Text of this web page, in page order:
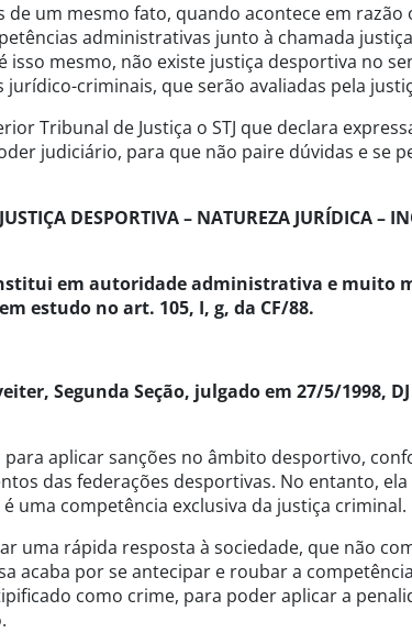
de um mesmo fato, quando acontece em razão
administrativas junto à chamada
mesmo, não existe justiça desportiva no
criminais, que serão avaliadas pela
Tribunal de Justiça o STJ que declara
judiciário, para que não paire dúvidas e se
DESPORTIVA – NATUREZA JURÍDICA –
em autoridade administrativa e muito
estudo no art. 105, I, g, da CF/88.
Segunda Seção, julgado em 27/5/1998,
aplicar sanções no âmbito desportivo,
das federações desportivas. No entanto, ela
é uma competência exclusiva da justiça criminal.
uma rápida resposta à sociedade, que não
acaba por se antecipar e roubar a
como crime, para poder aplicar a